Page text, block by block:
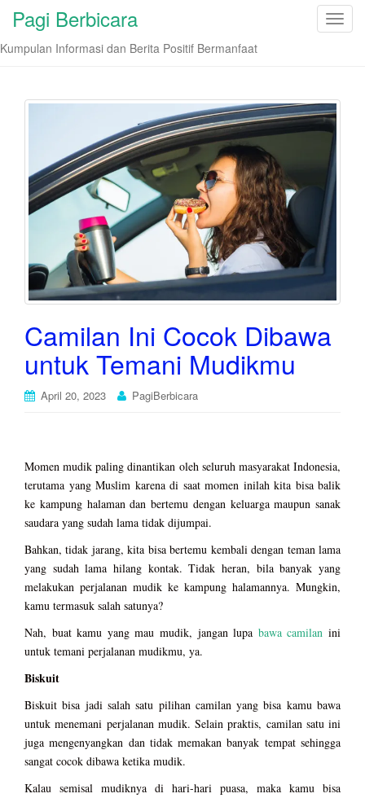
T
l
e
n
a
v
i
n
Pagi Berbicara
Kumpulan Informasi dan Berita Positif Bermanfaat
Camilan Ini Cocok Dibawa
untuk Temani Mudikmu
April 20, 2023 PagiBerbicara
Momen mudik paling dinantikan oleh seluruh masyarakat Indonesia,
terutama yang Muslim karena di saat momen inilah kita bisa balik
ke kampung halaman dan bertemu dengan keluarga maupun sanak
saudara yang sudah lama tidak dijumpai.
Bahkan, tidak jarang, kita bisa bertemu kembali dengan teman lama
yang sudah lama hilang kontak. Tidak heran, bila banyak yang
melakukan perjalanan mudik ke kampung halamannya. Mungkin,
kamu termasuk salah satunya?
Nah, buat kamu yang mau mudik, jangan lupa bawa camilan ini
untuk temani perjalanan mudikmu, ya.
Biskuit
Biskuit bisa jadi salah satu pilihan camilan yang bisa kamu bawa
untuk menemani perjalanan mudik. Selain praktis, camilan satu ini
juga mengenyangkan dan tidak memakan banyak tempat sehingga
sangat cocok dibawa ketika mudik.
Kalau semisal mudiknya di hari-hari puasa, maka kamu bisa